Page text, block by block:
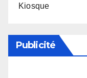
Kiosque
Publicité